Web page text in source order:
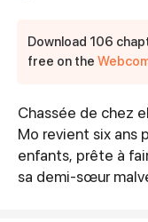
Download 106
free on the
Synopsis
Chassée de chez
Mo revient six ans
enfants, prête à
sa demi-sœur